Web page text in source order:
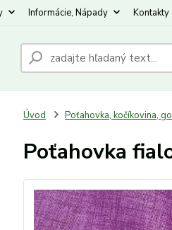
Informácie, Nápady Kontakty
Úvod Poťahovka, kočíkovina,
Poťahovka